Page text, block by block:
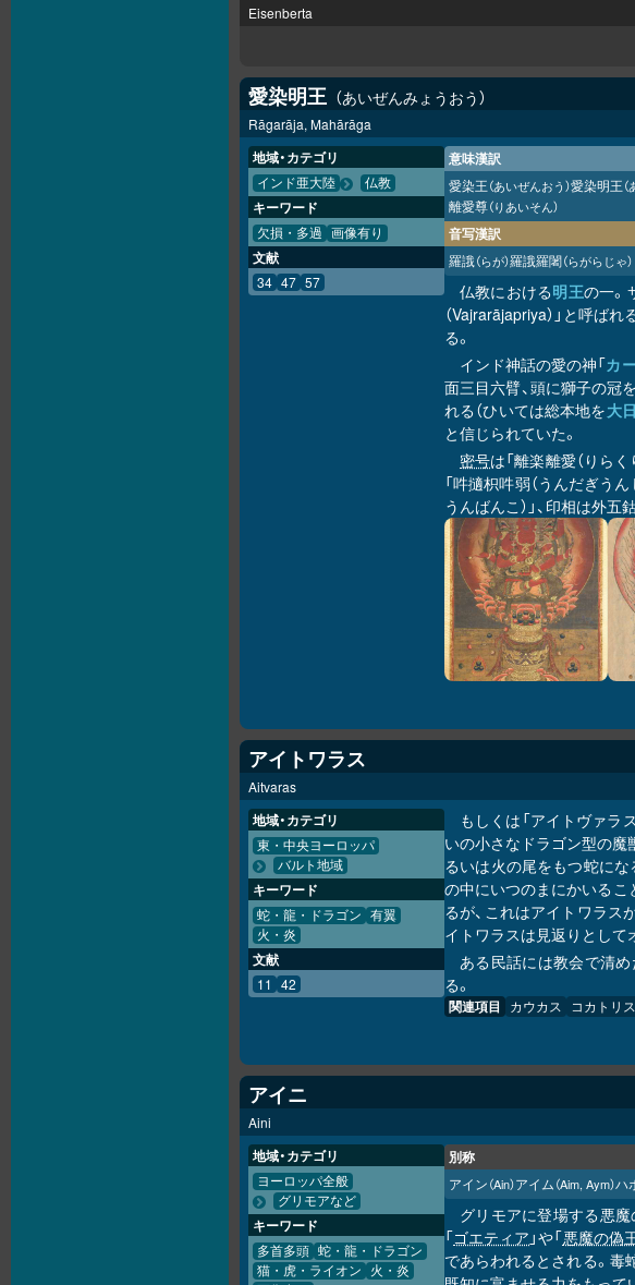
Eisenberta
愛染明王 あいぜんみょうおう
Rāgarāja, Mahārāga
意味漢訳
愛染王（あいぜんおう）愛染明王
離愛尊（りあいそん）
音写漢訳
羅誐（らが）羅誐羅闍（らがらじゃ）
仏教における明王の一。
（Vajrarājapriya）」と呼ば
る。
インド神話の愛の神「カ
面三目六臂、頭に獅子の冠
れる（ひいては総本地を大
と信じられていた。
密号は「離楽離愛（りらく
「吽擿枳吽弱（うんだぎう
うんばんこ）」、印相は外五
地域・カテゴリ
インド亜大陸 仏教
キーワード
欠損・多過 画像有り
文献
34 47 57
アイトワラス
Aitvaras
もしくは「アイトヴァラ
いの小さなドラゴン型の魔
るいは火の尾をもつ蛇に
の中にいつのまにかいるこ
るが、これはアイトワラス
イトワラスは見返りとして
ある民話には教会で清
る。
関連項目 カウカス コカトリス
地域・カテゴリ
東・中央ヨーロッパ
バルト地域
キーワード
蛇・龍・ドラゴン
有翼
火・炎
文献
11 42
アイニ
Aini
別称
アイン（Ain）アイム（Aim, Aym）ハ
グリモアに登場する悪
「ゴエティア 」や「悪魔の偽
であらわれるとされる。毒
地域・カテゴリ
ヨーロッパ全般
グリモアなど
キーワード
多首多頭 蛇・龍・ドラゴン
猫・虎・ライオン
火・炎